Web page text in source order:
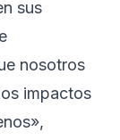
sus
nosotros
impactos